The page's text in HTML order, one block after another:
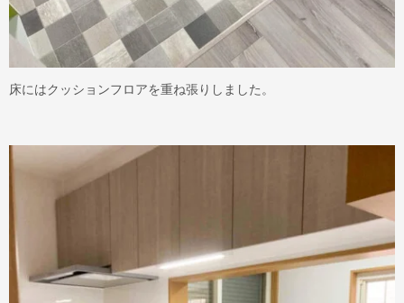
床にはクッションフロアを重ね張りしました。